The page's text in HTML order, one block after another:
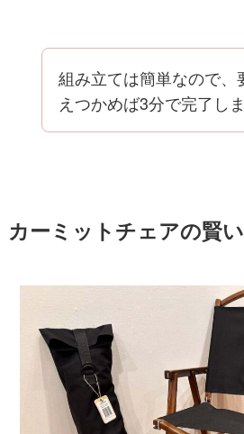
組み立ては簡単なので、
えつかめば3分で完了しま
カーミットチェアの賢